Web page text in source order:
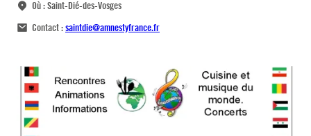
Où :Saint-Dié-des-Vosges
Contact :saintdie@amnestyfrance.fr